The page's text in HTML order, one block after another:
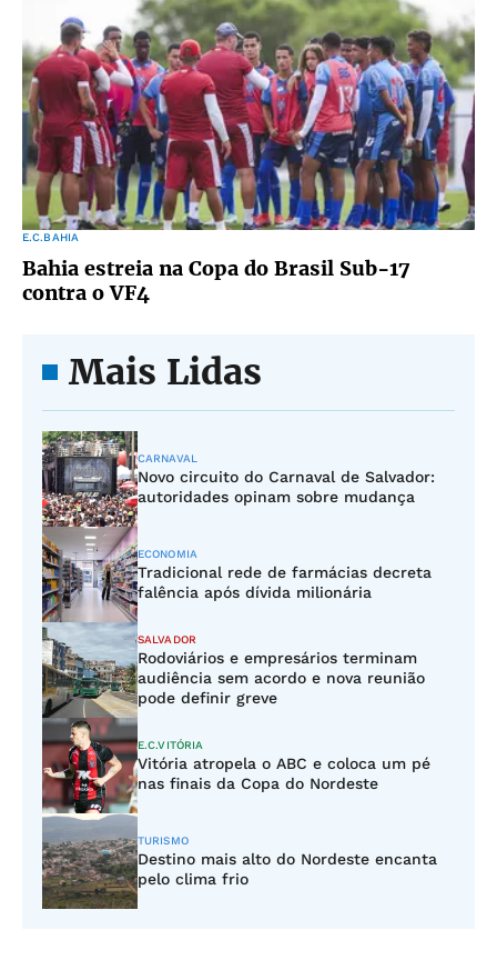
E.C.BAHIA
Bahia estreia na Copa do Brasil Sub-17
contra o VF4
Mais Lidas
CARNAVAL
Novo circuito do Carnaval de Salvador:
autoridades opinam sobre mudança
ECONOMIA
Tradicional rede de farmácias decreta
falência após dívida milionária
SALVADOR
Rodoviários e empresários terminam
audiência sem acordo e nova reunião
pode definir greve
E.C.VITÓRIA
Vitória atropela o ABC e coloca um pé
nas finais da Copa do Nordeste
TURISMO
Destino mais alto do Nordeste encanta
pelo clima frio